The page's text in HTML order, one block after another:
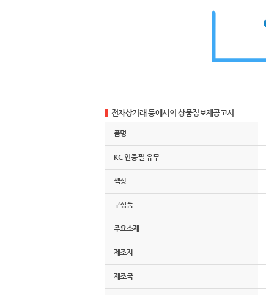
전자상거래 등에서의 상품정보제공고시
품명
KC 인증 필 유무
색상
구성품
주요소재
제조자
제조국